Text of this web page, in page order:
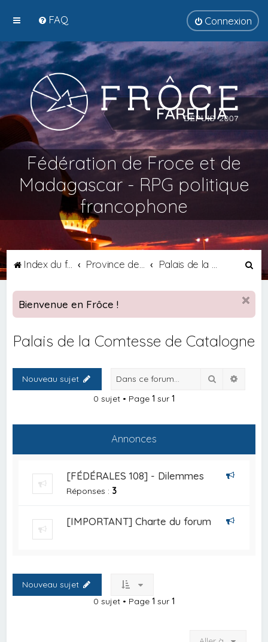
FAQ Connexion
Fédération de Froce et de
Madagascar - RPG politique
francophone
Index du forum
c
h
Bienvenue en Frôce !
Palais de la Comtesse de Catalogne
Nouveau sujet Rechercher
0 sujet • Page 1 sur 1
Annonces
[FÉDÉRALES 108] - Dilemmes
Réponses : 3
[IMPORTANT] Charte du forum
Nouveau sujet
0 sujet • Page 1 sur 1